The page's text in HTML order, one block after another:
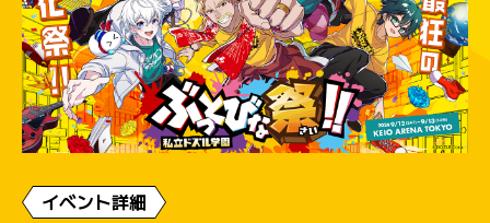
イベント詳細